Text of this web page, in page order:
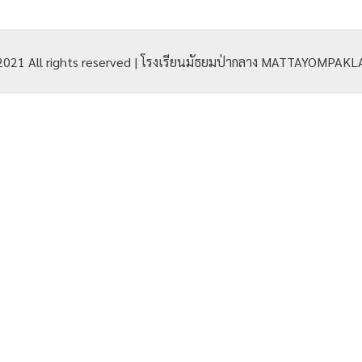
All rights reserved | โรงเรียนมัธยมป่ากลาง